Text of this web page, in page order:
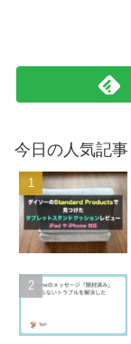
今日の人気記事